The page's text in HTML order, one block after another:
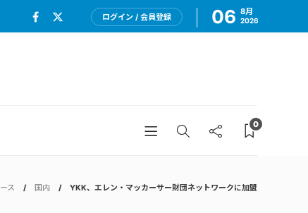
ログイン / 会員登録 06 8月
2026
0
ス 国内 YKK、エレン・マッカーサー財団ネットワークに加盟